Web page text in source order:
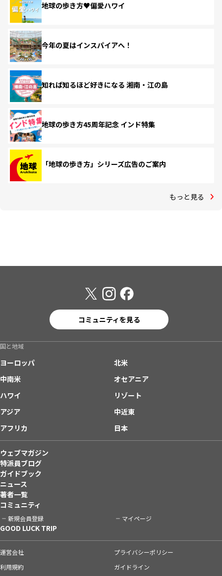
地球の歩き方♥偏愛ハワイ
今年の夏はインスパイアへ！
知れば知るほど好きになる 湘南・江の島
地球の歩き方45周年記念 インド特集
「地球の歩き方」シリーズ広告のご案内
もっと見る
コミュニティを見る
国と地域
ヨーロッパ
北米
中南米
オセアニア
ハワイ
リゾート
アジア
中近東
アフリカ
日本
ウェブマガジン
特派員ブログ
ガイドブック
ニュース
著者一覧
コミュニティ
新規会員登録 マイページ
GOOD LUCK TRIP
運営会社
プライバシーポリシー
利用規約
ガイドライン